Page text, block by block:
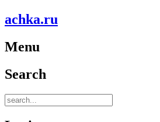
achka.ru
Menu
Search